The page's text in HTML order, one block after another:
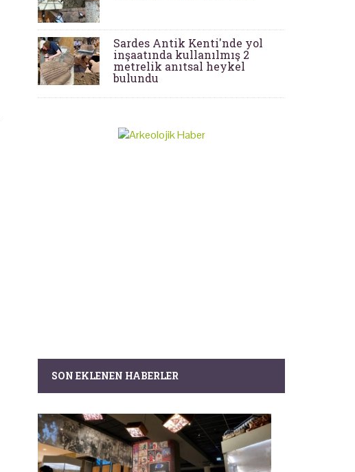
Sardes Antik Kenti'nde yol
inşaatında kullanılmış 2
metrelik anıtsal heykel
bulundu
SON EKLENEN HABERLER